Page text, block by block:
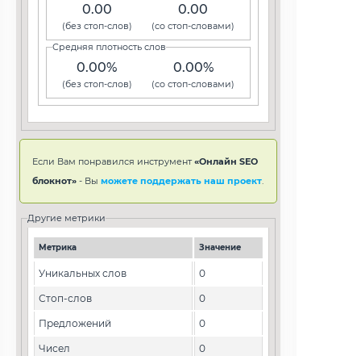
0.00
(без стоп-слов)
0.00
(со стоп-словами)
Средняя плотность слов
0.00%
(без стоп-слов)
0.00%
(со стоп-словами)
Если Вам понравился инструмент«Онлайн SEO
блокнот» - Вы можете поддержать наш проект
Другие метрики
Метрика Значение
Уникальных слов 0
Стоп-слов 0
Предложений 0
Чисел 0